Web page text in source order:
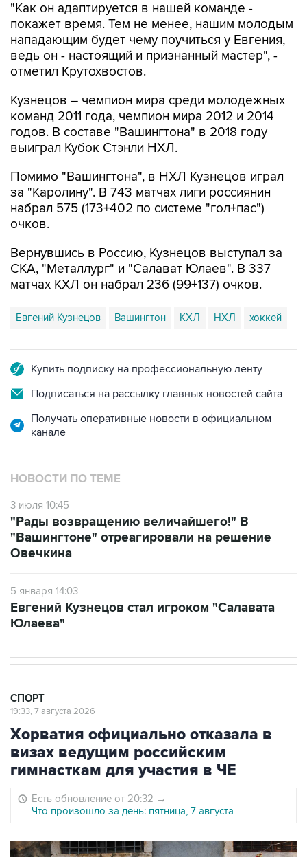
"Как он адаптируется в нашей команде -
покажет время. Тем не менее, нашим молодым
нападающим будет чему поучиться у Евгения,
ведь он - настоящий и признанный мастер", -
отметил Крутохвостов.
Кузнецов – чемпион мира среди молодежных
команд 2011 года, чемпион мира 2012 и 2014
годов. В составе "Вашингтона" в 2018 году
выиграл Кубок Стэнли НХЛ.
Помимо "Вашингтона", в НХЛ Кузнецов играл
за "Каролину". В 743 матчах лиги россиянин
набрал 575 (173+402 по системе "гол+пас")
очков.
Вернувшись в Россию, Кузнецов выступал за
СКА, "Металлург" и "Салават Юлаев". В 337
матчах КХЛ он набрал 236 (99+137) очков.
Евгений Кузнецов Вашингтон КХЛ НХЛ хоккей
Купить подписку на профессиональную ленту
Подписаться на рассылку главных новостей сайта
Получать оперативные новости в официальном
канале
НОВОСТИ ПО ТЕМЕ
3 июля 10:45
"Рады возвращению величайшего!" В
"Вашингтоне" отреагировали на решение
Овечкина
5 января 14:03
Евгений Кузнецов стал игроком "Салавата
Юлаева"
СПОРТ
19:33, 7 августа 2026
Хорватия официально отказала в
визах ведущим российским
гимнасткам для участия в ЧЕ
Есть обновление от 20:32 →
Что произошло за день: пятница, 7 августа